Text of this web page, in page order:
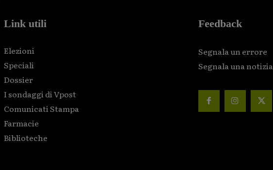
Link utili
Elezioni
Speciali
Dossier
I sondaggi di Vpost
Comunicati Stampa
Farmacie
Biblioteche
Feedback
Segnala un errore
Segnala una notizia